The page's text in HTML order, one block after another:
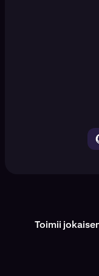
Toimii